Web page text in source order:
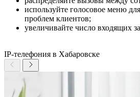
используйте голосовое меню
проблем клиентов;
увеличивайте число входящих
IP-телефония в Хабаровске